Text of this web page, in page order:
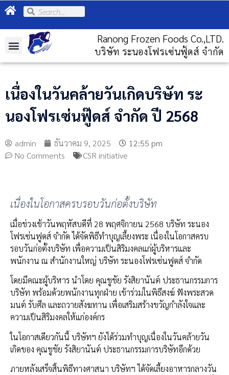
Ranong Frozen Foods Co.,LTD.
บริษัท ระนองโฟรเซ่นฟู้ดส์ จำกัด
เนื่องในวันคล้ายวันเกิดบริษัท ระ
นองโฟรเซ่นฟู๊ดส์ จำกัด ปี 2568
admin ธันวาคม 9, 2025
12:55 pm
No Comments
CSR initiative
เนื่องในโอกาสครบรอบวันก่อตั้งบริษัท
เมื่อช่วงเช้าวันพฤหัสบดีที่ 28 พฤศจิกายน 2568 บริษัท ระนอง
โฟรเซ่นฟูดส์ จำกัด ได้จัดพิธีทำบุญเลี้ยงพระ เนื่องในโอกาสครบ
รอบวันก่อตั้งบริษัท เพื่อความเป็นสิริมงคลแก่ผู้บริหารและ
พนักงาน ณ สำนักงานใหญ่ บริษัท ระนองโฟรเซ่นฟูดส์ จำกัด
โดยมีคณะผู้บริหาร นำโดย คุณชูชัย รังสิยานันต์ ประธานกรรมการ
บริษัท พร้อมด้วยพนักงานทุกฝ่าย เข้าร่วมในพิธีสงฆ์ ฟังพระสวด
มนต์ รับศีล และถวายสังฆทาน เพื่อเสริมสร้างขวัญกำลังใจและ
ความเป็นสิริมงคลให้แก่องค์กร
ในโอกาสเดียวกันนี้ บริษัทฯ ยังได้ร่วมทำบุญเนื่องในวันคล้ายวัน
เกิดของ คุณชูชัย รังสิยานันต์ ประธานกรรมการบริษัทอีกด้วย
ภายหลังเสร็จสิ้นพิธีทางศาสนา บริษัทฯ ได้จัดเลี้ยงอาหารกลางวัน